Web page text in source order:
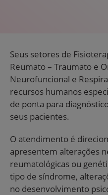
Seus setores de
Reumato – Traumato e
Neurofuncional e
recursos humanos
de ponta para
seus pacientes.
O atendimento é
apresentem alterações
reumatológicas ou
tipo de síndrome,
no desenvolvimento